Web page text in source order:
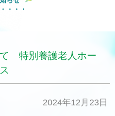
特別養護老人ホー
2024年12月23日